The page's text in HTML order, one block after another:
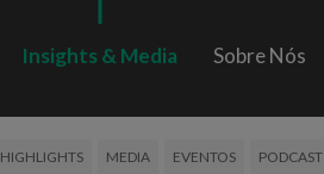
Insights & Media Sobre Nós
HIGHLIGHTS MEDIA EVENTOS PODCAST